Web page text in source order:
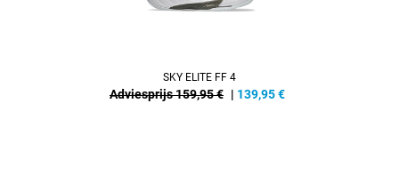
SKY ELITE FF 4
Adviesprijs 159,95 € | 139,95€